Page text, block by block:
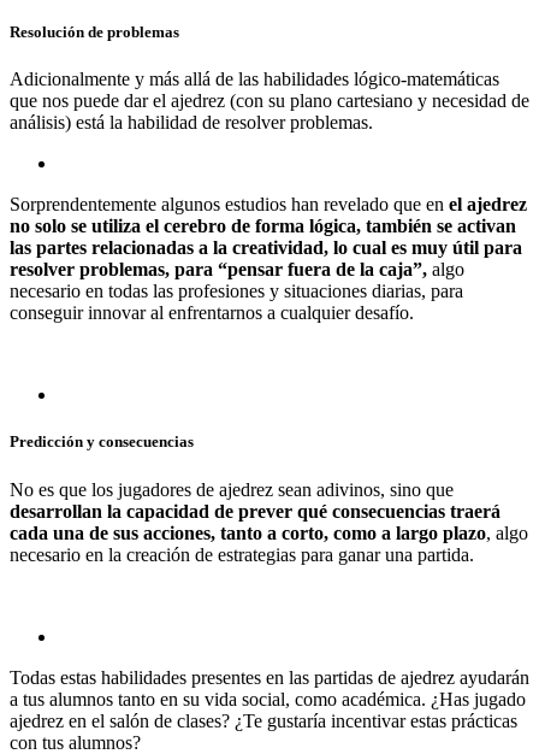
Resolución de problemas
Adicionalmente y más allá de las habilidades lógico-matemáticas
que nos puede dar el ajedrez (con su plano cartesiano y necesidad de
análisis) está la habilidad de resolver problemas.
Sorprendentemente algunos estudios han revelado que en el ajedrez
no solo se utiliza el cerebro de forma lógica, también se activan
las partes relacionadas a la creatividad, lo cual es muy útil para
resolver problemas, para “pensar fuera de la caja”, algo
necesario en todas las profesiones y situaciones diarias, para
conseguir innovar al enfrentarnos a cualquier desafío.
Predicción y consecuencias
No es que los jugadores de ajedrez sean adivinos, sino que
desarrollan la capacidad de prever qué consecuencias traerá
cada una de sus acciones, tanto a corto, como a largo plazo, algo
necesario en la creación de estrategias para ganar una partida.
Todas estas habilidades presentes en las partidas de ajedrez ayudarán
a tus alumnos tanto en su vida social, como académica. ¿Has jugado
ajedrez en el salón de clases? ¿Te gustaría incentivar estas prácticas
con tus alumnos?